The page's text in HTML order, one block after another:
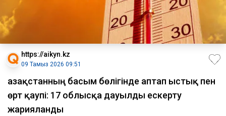
https://aikyn.kz
09 Тамыз 2026 09:51
Қазақстанның басым бөлігінде аптап ыстық пен
өрт қаупі: 17 облысқа дауылды ескерту
жарияланды